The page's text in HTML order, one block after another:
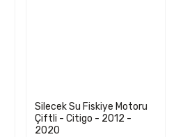
Silecek Su Fiskiye Motoru
Çiftli - Citigo - 2012 -
2020